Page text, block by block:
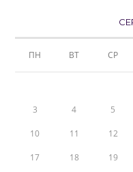
ПН ВТ СР
3 4 5
10 11 12
17 18 19